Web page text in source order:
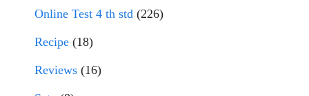
Online Test 4 th std (226)
Recipe (18)
Reviews (16)